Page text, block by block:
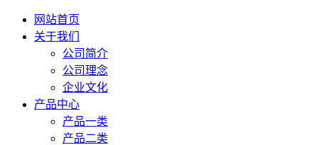
网站首页
关于我们
公司简介
公司理念
企业文化
产品中心
产品一类
产品二类